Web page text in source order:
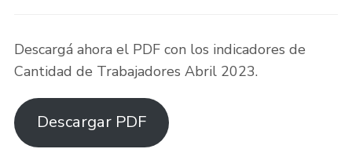
Descargá ahora el PDF con los indicadores de
Cantidad de Trabajadores Abril 2023.
Descargar PDF